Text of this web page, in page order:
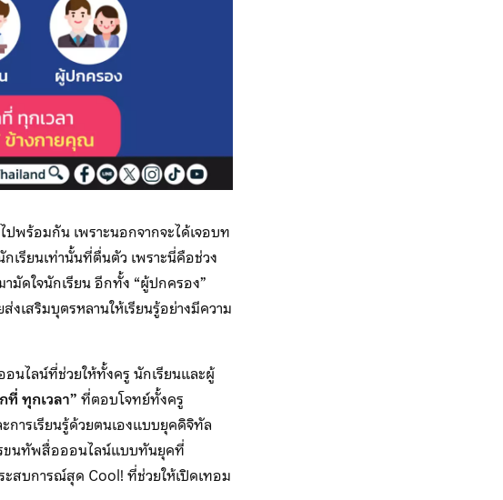
ปพร้อมกัน เพราะนอกจากจะได้เจอบท
เรียนเท่านั้นที่ตื่นตัว เพราะนี่คือช่วง
มัดใจนักเรียน อีกทั้ง “ผู้ปกครอง”
เสริมบุตรหลานให้เรียนรู้อย่างมีความ
นไลน์ที่ช่วยให้ทั้งครู นักเรียนและผู้
ที่ ทุกเวลา”ที่ตอบโจทย์ทั้งครู
ารเรียนรู้ด้วยตนเองแบบยุคดิจิทัล
รขนทัพสื่อออนไลน์แบบทันยุคที่
สบการณ์สุด Cool! ที่ช่วยให้เปิดเทอม